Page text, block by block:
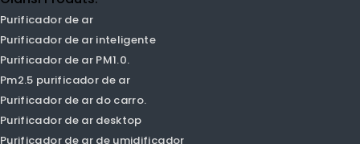
produção em massa! CE, CB, ROHS, SASO, CQC, CCC Aproval &
ISO 9001: 2008 Certificado!
Olansi Produts.